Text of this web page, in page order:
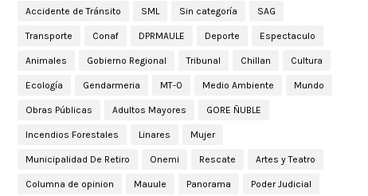
Accidente de Tránsito SML Sin categoría SAG
Transporte Conaf DPRMAULE Deporte Espectaculo
Animales Gobierno Regional Tribunal Chillan Cultura
Ecología Gendarmeria MT-0 Medio Ambiente Mundo
Obras Públicas Adultos Mayores GORE ÑUBLE
Incendios Forestales Linares Mujer
Municipalidad De Retiro Onemi Rescate Artes y Teatro
Columna de opinion Mauule Panorama Poder Judicial